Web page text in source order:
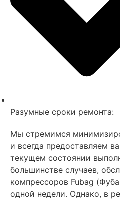
Разумные сроки ремонта:
Мы стремимся
и всегда предоставляем
текущем состоянии
большинстве случаев,
компрессоров Fubag
одной недели. Однако, в